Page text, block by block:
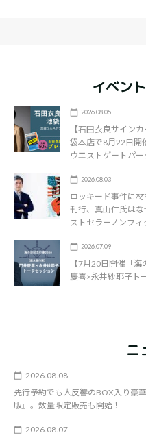
イベン
2026.08.05
【石田衣良サイン
袋本店で8月22日
ウエストゲートパー
2026.08.03
ロッキード事件に
刊行、真山仁氏は
ストセラーノンフィ
2026.07.09
【7月20日開催「
慶喜×永井紗耶子ト
ニ
2026.08.08
先行予約でも大反響のBOX入り
版』。数量限定販売も開始！
2026.08.07